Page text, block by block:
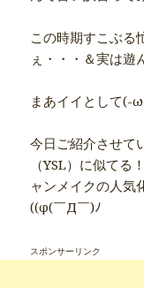
この時期すこぶる
ぇ・・・＆実は遊
まあイイとして(-
今日ご紹介させて
（YSL）に似て
ャンメイクの人気
((φ(￣Д￣)ﾉ
スポンサーリンク